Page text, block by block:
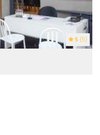
5 (5)